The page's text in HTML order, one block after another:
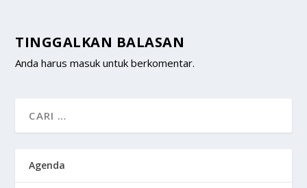
TINGGALKAN BALASAN
Anda harusmasuk untuk berkomentar.
Agenda